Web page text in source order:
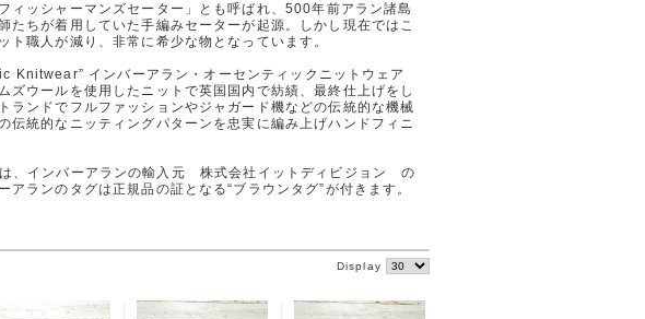
ィッシャーマンズセーター」とも呼ばれ、500年前アラン諸島
たちが着用していた手編みセーターが起源。しかし現在ではこ
ト職人が減り、非常に希少な物となっています。
Knitwear” インバーアラン・オーセンティックニットウェア
ズウールを使用したニットで英国国内で紡績、最終仕上げをし
ランドでフルファッションやジャガード機などの伝統的な機械
伝統的なニッティングパターンを忠実に編み上げハンドフィニ
、インバーアランの輸入元 株式会社イットディビジョン の
アランのタグは正規品の証となる“ブラウンタグ”が付きます。
Display